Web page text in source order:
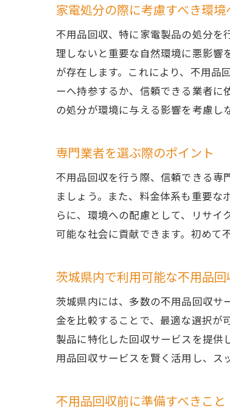
家電処分の際に考慮すべき環境
不用品回収、特に家電製品の処分を
理しないと重要な自然環境に悪影響
が存在します。これにより、不用品
ーへ持参するか、信頼できる業者に
の処分が環境に与える影響を考慮し
専門業者を選ぶ際のポイント
不用品回収を行う際、信頼できる専
ましょう。また、料金体系も重要な
らに、環境への配慮として、リサ
可能な社会に貢献できます。初めて
茨城県内で利用可能な不用品回
茨城県内には、多数の不用品回収サ
金を比較することで、最適な選択が
製品に特化した回収サービスを提
用品回収サービスを賢く活用し、ス
不用品回収前に準備すべきこと